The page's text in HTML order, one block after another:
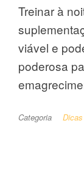
Treinar à
viável e
poderosa
Categoria